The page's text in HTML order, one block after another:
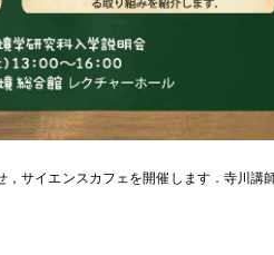
サイエンスカフェを開催します．寺川講